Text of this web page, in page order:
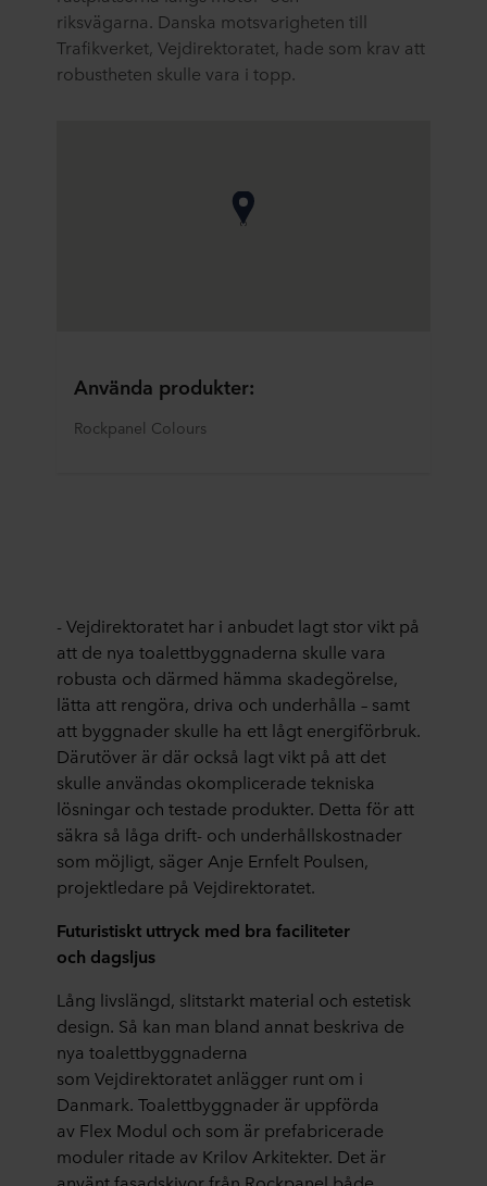
riksvägarna. Danska motsvarigheten till
Trafikverket, Vejdirektoratet, hade som krav att
robustheten skulle vara i topp.
Använda produkter:
Rockpanel Colours
- Vejdirektoratet har i anbudet lagt stor vikt på
att de nya toalettbyggnaderna skulle vara
robusta och därmed hämma skadegörelse,
lätta att rengöra, driva och underhålla – samt
att byggnader skulle ha ett lågt energiförbruk.
Därutöver är där också lagt vikt på att det
skulle användas okomplicerade tekniska
lösningar och testade produkter. Detta för att
säkra så låga drift- och underhållskostnader
som möjligt, säger Anje Ernfelt Poulsen,
projektledare på Vejdirektoratet.
Futuristiskt uttryck med bra faciliteter
och dagsljus
Lång livslängd, slitstarkt material och estetisk
design. Så kan man bland annat beskriva de
nya toalettbyggnaderna
som Vejdirektoratet anlägger runt om i
Danmark. Toalettbyggnader är uppförda
av Flex Modul och som är prefabricerade
moduler ritade av Krilov Arkitekter. Det är
använt fasadskivor från Rockpanel både